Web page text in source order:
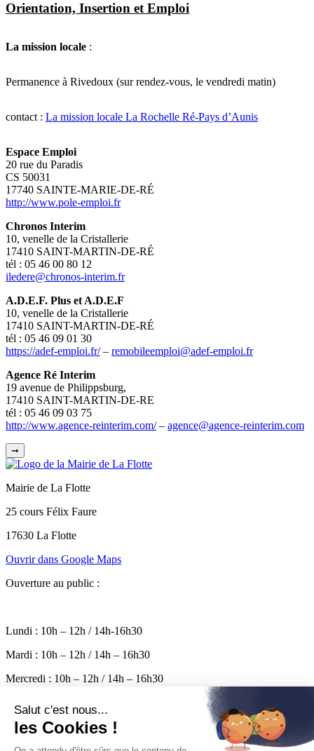
Orientation, Insertion et Emploi
La mission locale :
Permanence à Rivedoux (sur rendez-vous, le vendredi matin)
contact : La mission locale La Rochelle Ré-Pays d’Aunis
Espace Emploi
20 rue du Paradis
CS 50031
17740 SAINTE-MARIE-DE-RÉ
http://www.pole-emploi.fr
Chronos Interim
10, venelle de la Cristallerie
17410 SAINT-MARTIN-DE-RÉ
tél : 05 46 00 80 12
iledere@chronos-interim.fr
A.D.E.F. Plus et A.D.E.F
10, venelle de la Cristallerie
17410 SAINT-MARTIN-DE-RÉ
tél : 05 46 09 01 30
https://adef-emploi.fr/– remobileemploi@adef-emploi.fr
Agence Ré Interim
19 avenue de Philippsburg,
17410 SAINT-MARTIN-DE-RE
tél : 05 46 09 03 75
http://www.agence-reinterim.com/– agence@agence-reinterim.com
➞
Mairie de La Flotte
25 cours Félix Faure
17630 La Flotte
Ouvrir dans Google Maps
Ouverture au public :
Lundi : 10h – 12h / 14h-16h30
Mardi : 10h – 12h / 14h – 16h30
Mercredi : 10h – 12h / 14h – 16h30
Vendredi : 10h – 17h